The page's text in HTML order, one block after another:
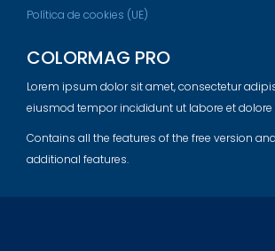
Política de cookies (UE)
COLORMAG PRO
Lorem ipsum dolor sit amet, consectetur
eiusmod tempor incididunt ut labore et
Contains all the features of the free version
additional features.